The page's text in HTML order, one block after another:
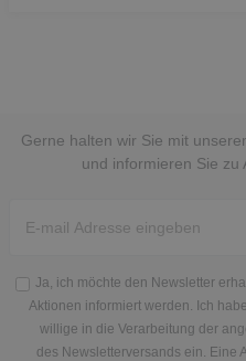
Gerne halten wir Sie mit
und informieren Sie zu
Honig
Ja, ich möchte den Newsletter
Aktionen informiert werden. Ich
willige in die Verarbeitung der
des Newsletterversands ein. Eine